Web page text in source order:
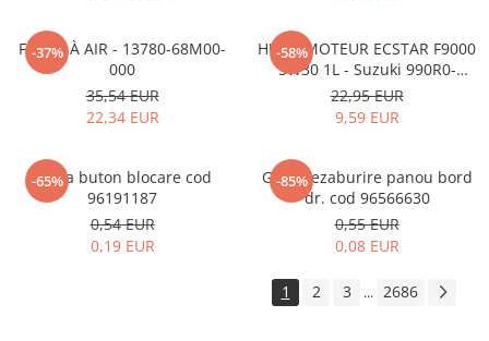
-37%
FILTRE À AIR - 13780-68M00-
000
35,54 EUR
22,34 EUR
-58%
HUILE MOTEUR ECSTAR F9000
5W30 1L - Suzuki 990R0-
21E72-001
22,95 EUR
9,59 EUR
-65%
Rama buton blocare cod
96191187
0,54 EUR
0,19 EUR
-85%
Grila dezaburire panou bord
dr. cod 96566630
0,55 EUR
0,08 EUR
1 2 3 ... 2686